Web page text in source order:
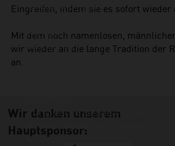
Humboldtpinguin
Kea
Kormoran
Schneeeule
Europäische Sumpfschildkröte
Himmelblauer Zwergtaggecko
Köhlerschildkröte
Eingreifen, indem sie es sofort wieder
Mit dem noch namenlosen,
wir wieder an die lange Tradition der
an.
Wir danken unserem
Hauptsponsor: